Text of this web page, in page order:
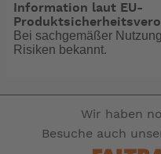
Information laut EU-
Bei sachgemäßer
Risiken bekannt.
Wir haben
Besuche auch